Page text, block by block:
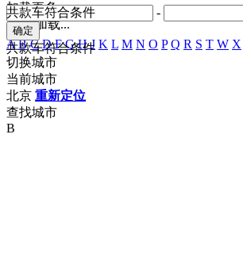
-
共款车符合条件
共款车符合条件
加载更多
正在加载...
A B C D F G H J K L M N O P Q R S T W X
切换城市
当前城市
北京 重新定位
查找城市
B